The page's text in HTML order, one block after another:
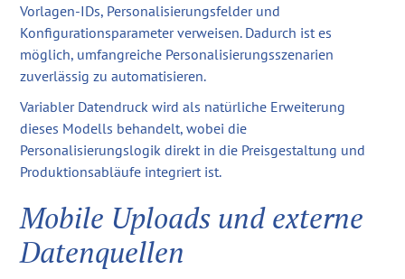
Vorlagen-IDs, Personalisierungsfelder und
Konfigurationsparameter verweisen. Dadurch ist es
möglich, umfangreiche Personalisierungsszenarien
zuverlässig zu automatisieren.
Variabler Datendruck wird als natürliche Erweiterung
dieses Modells behandelt, wobei die
Personalisierungslogik direkt in die Preisgestaltung und
Produktionsabläufe integriert ist.
Mobile Uploads und externe
Datenquellen